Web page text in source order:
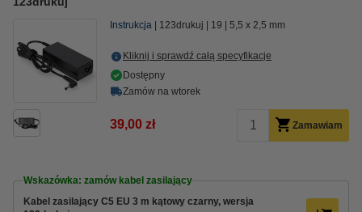
Instrukcja 123drukuj 19 5,5 x 2,5 mm
Kliknij i sprawdź całą specyfikacje
Dostępny
Zamów na wtorek
39,00 zł Zamawiam
Wskazówka: zamów kabel zasilający
Kabel zasilający C5 EU 3 m kątowy czarny, wersja